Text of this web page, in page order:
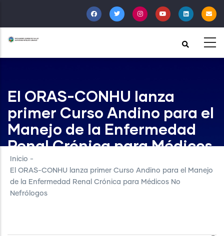
al
contenido
principal
El ORAS-CONHU lanza
primer Curso Andino para el
Manejo de la Enfermedad
Renal Crónica para Médicos
No Nefrólogos
Inicio -
El ORAS-CONHU lanza primer Curso Andino para el Manejo
de la Enfermedad Renal Crónica para Médicos No
Nefrólogos